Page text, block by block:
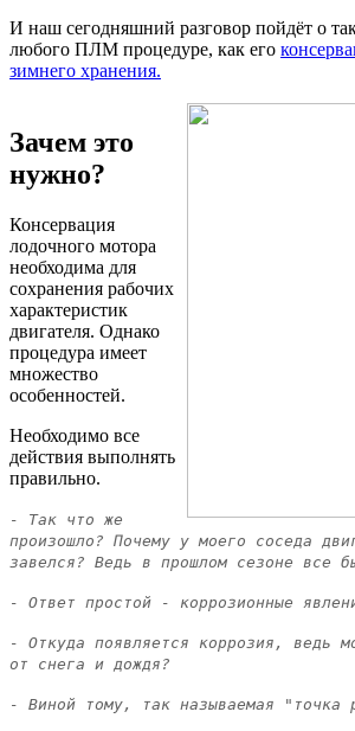
И наш сегодняшний разговор пойдёт о
любого ПЛМ процедуре, как его
зимнего хранения.
Зачем это
нужно?
Консервация
лодочного мотора
необходима для
сохранения рабочих
характеристик
двигателя. Однако
процедура имеет
множество
особенностей.
Необходимо все
действия выполнять
правильно.
- Так что же
произошло? Почему у моего соседа
завелся? Ведь в прошлом сезоне все
- Ответ простой - коррозионные
- Откуда появляется коррозия, ведь
от снега и дождя?
- Виной тому, так называемая "точка